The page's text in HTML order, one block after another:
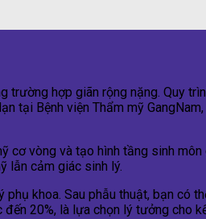
trường hợp giãn rộng nặng. Quy
Bệnh viện Thẩm mỹ
cơ vòng và tạo hình tầng sinh
lẫn cảm giác sinh lý.
khoa. Sau phẫu thuật, bạn có
20%, là lựa chọn lý tưởng cho